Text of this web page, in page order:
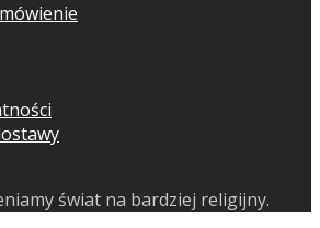
świat na bardziej religijny.